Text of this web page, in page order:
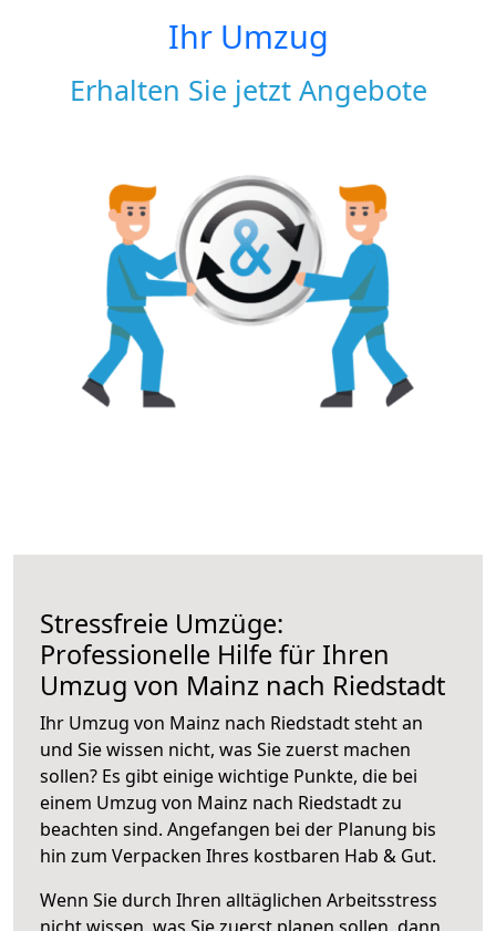
Ihr Umzug
Erhalten Sie jetzt Angebote
Stressfreie Umzüge:
Professionelle Hilfe für Ihren
Umzug von Mainz nach Riedstadt
Ihr Umzug von Mainz nach Riedstadt steht an
und Sie wissen nicht, was Sie zuerst machen
sollen? Es gibt einige wichtige Punkte, die bei
einem Umzug von Mainz nach Riedstadt zu
beachten sind. Angefangen bei der Planung bis
hin zum Verpacken Ihres kostbaren Hab & Gut.
Wenn Sie durch Ihren alltäglichen Arbeitsstress